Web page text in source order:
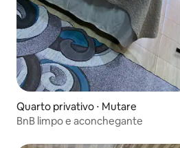
Quarto privativo ⋅ Mutare
BnB limpo e aconchegante